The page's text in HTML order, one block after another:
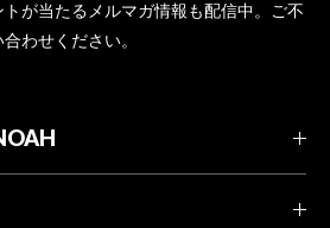
トが当たるメルマガ情報も配信中。ご不
わせください。